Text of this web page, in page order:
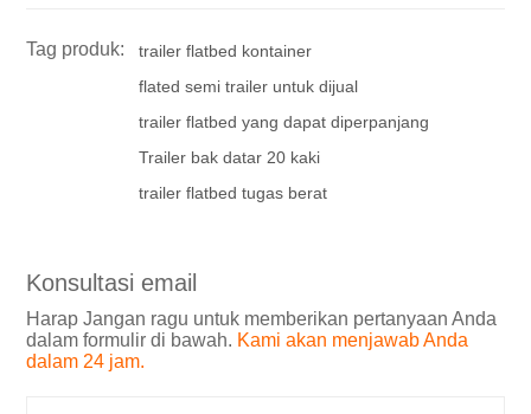
Tag produk:
trailer flatbed kontainer
flated semi trailer untuk dijual
trailer flatbed yang dapat diperpanjang
Trailer bak datar 20 kaki
trailer flatbed tugas berat
Konsultasi email
Harap Jangan ragu untuk memberikan pertanyaan Anda
dalam formulir di bawah. Kami akan menjawab Anda
dalam 24 jam.